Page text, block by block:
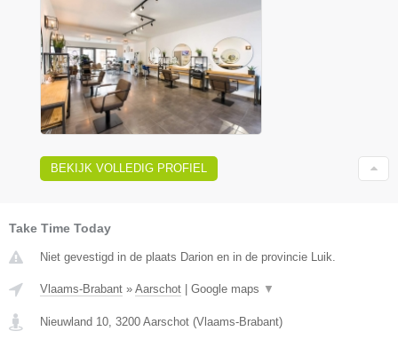
BEKIJK VOLLEDIG PROFIEL
Take Time Today
Niet gevestigd in de plaats Darion en in de provincie Luik.
Vlaams-Brabant » Aarschot Google maps ▼
Nieuwland 10, 3200 Aarschot (Vlaams-Brabant)